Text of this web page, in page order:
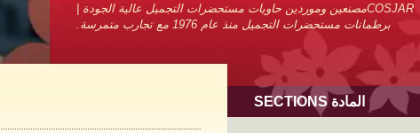
COSJARمصنعين وموردين حاويات مستحضرات التجميل عالية الجودة |
برطمانات مستحضرات التجميل منذ عام 1976 مع تجارب متمرسة.
المادة SECTIONS